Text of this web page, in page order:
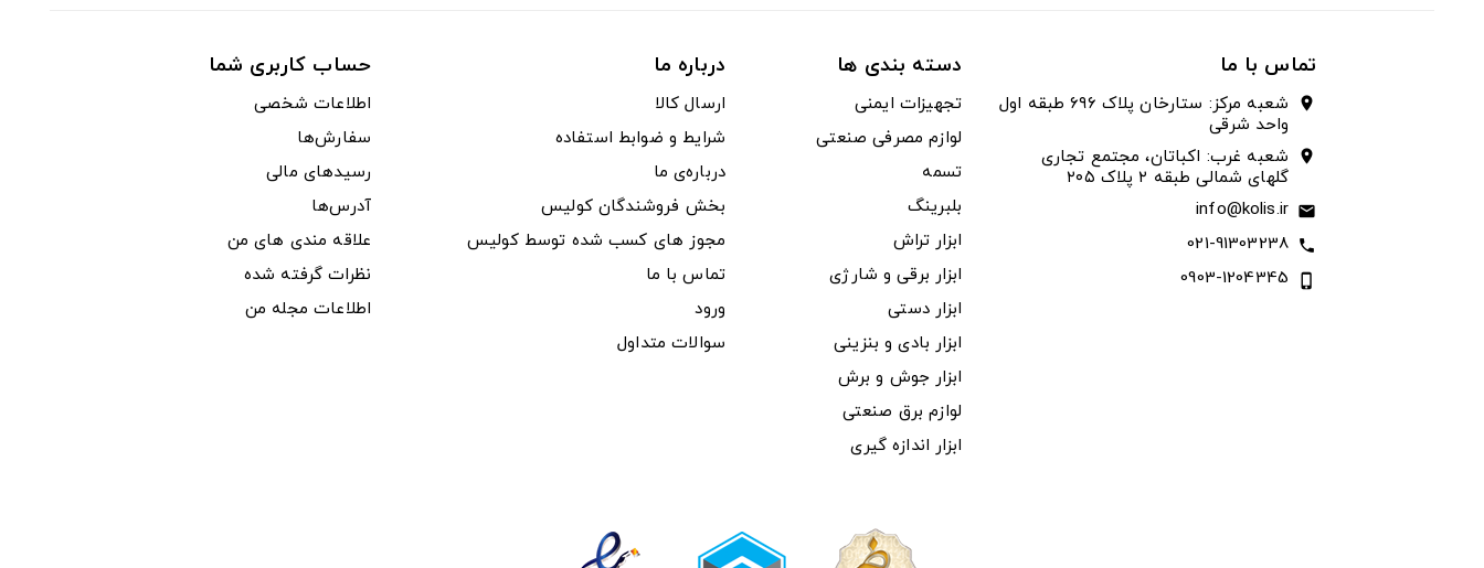
تماس با ما
location_on
شعبه مرکز: ستارخان پلاک ۶۹۶ طبقه اول
واحد شرقی
location_on
شعبه غرب: اکباتان، مجتمع تجاری
گلهای شمالی طبقه ۲ پلاک ۲۰۵
email
info@kolis.ir
call
021-91303238
phone_iphone
0903-1204345
دسته بندی ها
تجهیزات ایمنی
لوازم مصرفی صنعتی
تسمه
بلبرینگ
ابزار تراش
ابزار برقی و شارژی
ابزار دستی
ابزار بادی و بنزینی
ابزار جوش و برش
لوازم برق صنعتی
ابزار اندازه گیری
درباره ما
ارسال کالا
شرایط و ضوابط استفاده
درباره‌ی ما
بخش فروشندگان کولیس
مجوز های کسب شده توسط کولیس
تماس با ما
ورود
سوالات متداول
حساب کاربری شما
اطلاعات شخصی
سفارش‌ها
رسیدهای مالی
آدرس‌ها
علاقه مندی های من
نظرات گرفته شده
اطلاعات مجله من